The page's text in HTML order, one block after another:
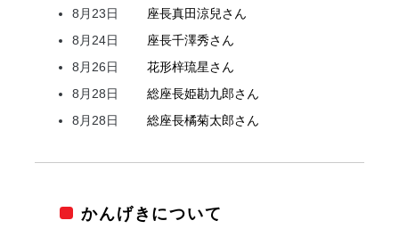
8月23日
座長真田涼兒さん
8月24日
座長千澤秀さん
8月26日
花形梓琉星さん
8月28日
総座長姫勘九郎さん
8月28日
総座長橘菊太郎さん
かんげきについて